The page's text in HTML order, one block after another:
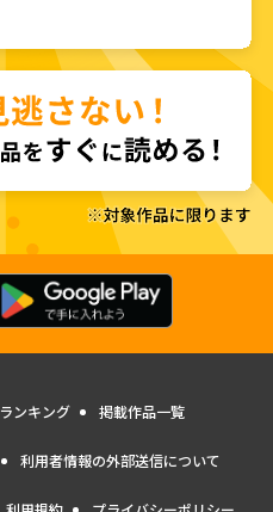
ランキング 掲載作品一覧
利用者情報の外部送信について